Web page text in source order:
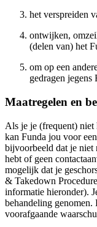
het verspreiden
ontwijken,
(delen van) het
om op een
gedragen jegens
Maatregelen en
Als je je (frequent) niet
kan Funda jou voor
bijvoorbeeld dat je niet
hebt of geen
mogelijk dat je
& Takedown
informatie hieronder).
behandeling genomen.
voorafgaande